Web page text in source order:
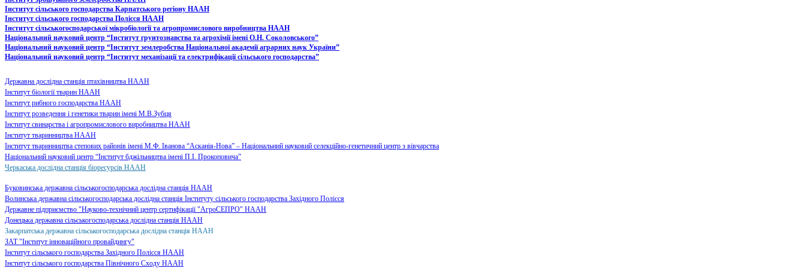
Інститут сільського господарства Карпатського регіону НААН
Інститут сільського господарства Полісся НААН
Інститут сільськогосподарської мікробіології та агропромислового виробництва НААН
Національний науковий центр “Інститут грунтознавства та агрохімії імені О.Н. Соколовського”
Національний науковий центр “Інститут землеробства Національної академії аграрних наук України”
Національний науковий центр “Інститут механізації та електрифікації сільського господарства”
Державна дослідна станція птахівництва НААН
Інститут біології тварин НААН
Інститут рибного господарства НААН
Інститут розведення і генетики тварин імені М.В.Зубця
Інститут свинарства і агропромислового виробництва НААН
Інститут тваринництва НААН
Інститут тваринництва степових районів імені М.Ф. Іванова “Асканія-Нова” – Національний науковий селекційно-генетичний центр з вівчарства
Національний науковий центр “Інститут бджільництва імені П.І. Прокоповича”
Черкаська дослідна станція біоресурсів НААН
Буковинська державна сільськогосподарська дослідна станція НААН
Волинська державна сільськогосподарська дослідна станція Інституту сільського господарства Західного Полісся
Державне підприємство "Науково-технічний центр сертифікації "АгроСЕПРО" НААН
Донецька державна сільськогосподарська дослідна станція НААН
Закарпатська державна сільськогосподарська дослідна станція НААН
ЗАТ "Інститут інноваційного провайдингу"
Інститут сільського господарства Західного Полісся НААН
Інститут сільського господарства Північного Сходу НААН